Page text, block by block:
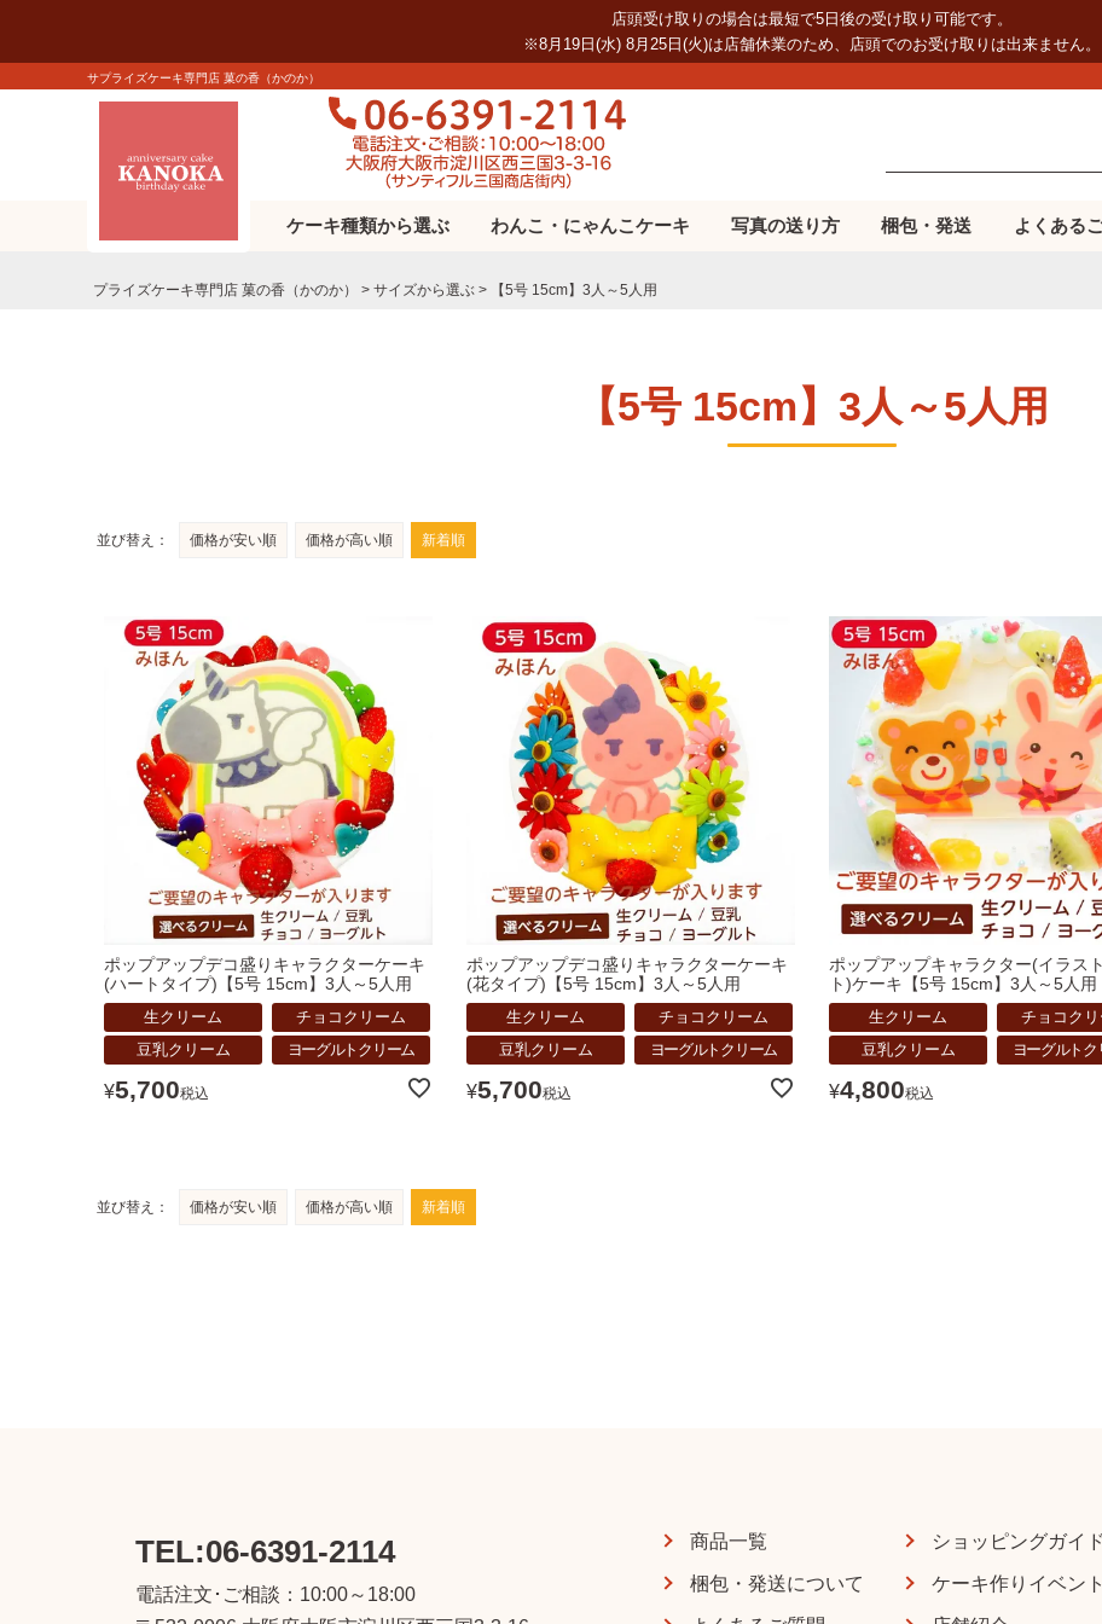
店頭受け取りの場合は最短で5日後の受け取り可能です。
※8月19日(水) 8月25日(火)は店舗休業のため、店頭でのお受け取りは出来ません。
サプライズケーキ専門店 菓の香（かのか）
ケーキ種類から選ぶ わんこ・にゃんこケーキ 写真の送り方 梱包・発送 よくある
プライズケーキ専⾨店 菓の⾹（かのか） サイズから選ぶ 【5号 15cm】3人～5人用
【5号 15cm】3人～5人用
並び替え 価格が安い順 価格が高い順 新着順
ポップアップデコ盛りキャラクターケーキ
(ハートタイプ)【5号 15cm】3人～5人用
生クリーム
チョコクリーム
豆乳クリーム
ヨーグルトクリーム
¥5,700税込
ポップアップデコ盛りキャラクターケーキ
(花タイプ)【5号 15cm】3人～5人用
生クリーム
チョコクリーム
豆乳クリーム
ヨーグルトクリーム
¥5,700税込
ポップアップキャラクター(イラス
ト)ケーキ【5号 15cm】3人～5人用
生クリーム
チョコクリ
豆乳クリーム
ヨーグルトク
¥4,800税込
並び替え 価格が安い順 価格が高い順 新着順
TEL:06-6391-2114
電話注文･ご相談：10:00～18:00
商品一覧
梱包・発送について
ショッピングガイド
ケーキ作りイベント